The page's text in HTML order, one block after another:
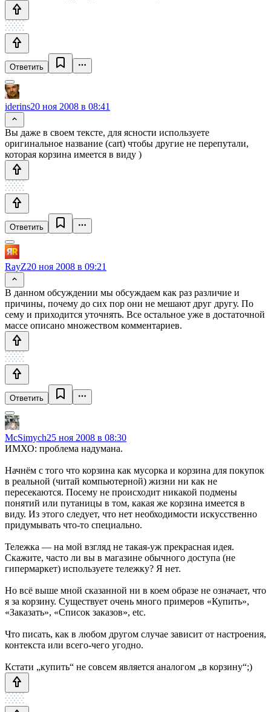
Ответить
iderins20 ноя 2008 в 08:41
Вы даже в своем тексте, для ясности используете
оригинальное название (cart) чтобы другие не перепутали,
которая корзина имеется в виду )
Ответить
RayZ20 ноя 2008 в 09:21
В данном обсуждении мы обсуждаем как раз различие и
причины, почему до сих пор они не мешают друг другу. По
сему и приходится уточнять. Все остальное уже в достаточной
массе описано множеством комментариев.
Ответить
McSimych25 ноя 2008 в 08:30
ИМХО: проблема надумана.
Начнём с того что корзина как мусорка и корзина для покупок
в реальной (читай компьютерной) жизни ни как не
пересекаются. Посему не происходит никакой подмены
понятий или путаницы в том, какая же корзина имеется в
виду. Из этого следует, что нет необходимости искусственно
придумывать что-то специально.
Тележка — на мой взгляд не такая-уж прекрасная идея.
Скажите, часто ли вы в магазине обычного доступа (не
гипермаркет) используете тележку? Я нет.
Но всё выше мной сказанной ни в коем образе не означает, что
я за корзину. Существует очень много примеров «Купить»,
«Заказать», «Список заказов», etc.
Что писать, как в любом другом случае зависит от настроения,
контекста или всего-чего угодно.
Кстати „купить“ не совсем является аналогом „в корзину“;)